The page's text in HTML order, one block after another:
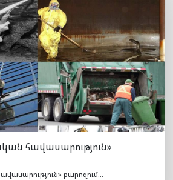
հավասարություն»
քարոզում...